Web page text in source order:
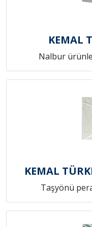
KEMAL
Nalbur
KEMAL
Taşyönü